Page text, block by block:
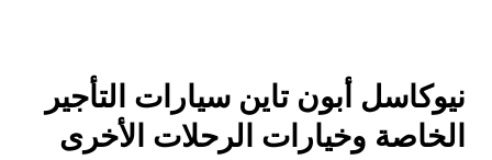
نيوكاسل أبون تاين سيارات التأجير
الخاصة وخيارات الرحلات الأخرى